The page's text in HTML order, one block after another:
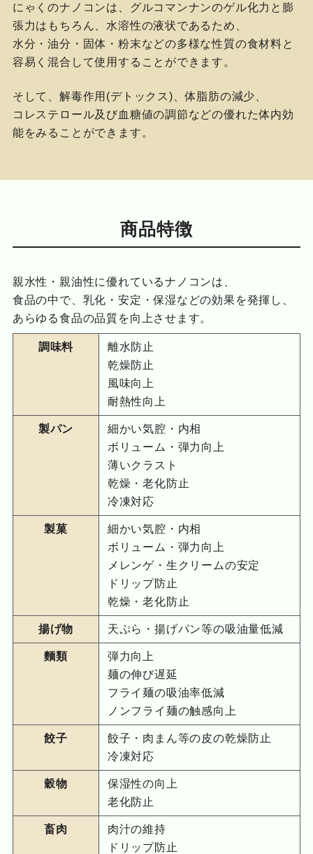
にゃくのナノコンは、グルコマンナンのゲル化力と膨
張力はもちろん、水溶性の液状であるため、
水分・油分・固体・粉末などの多様な性質の食材料と
容易く混合して使用することができます。
そして、解毒作用(デトックス)、体脂肪の減少、
コレステロール及び血糖値の調節などの優れた体内効
能をみることができます。
商品特徴
親水性・親油性に優れているナノコンは、
食品の中で、乳化・安定・保湿などの効果を発揮し、
あらゆる食品の品質を向上させます。
調味料
離水防止
乾燥防止
風味向上
耐熱性向上
製パン
細かい気腔・内相
ボリューム・弾力向上
薄いクラスト
乾燥・老化防止
冷凍対応
製菓
細かい気腔・内相
ボリューム・弾力向上
メレンゲ・生クリームの安定
ドリップ防止
乾燥・老化防止
揚げ物 天ぷら・揚げパン等の吸油量低減
麵類
弾力向上
麺の伸び遅延
フライ麺の吸油率低減
ノンフライ麺の触感向上
餃子
餃子・肉まん等の皮の乾燥防止
冷凍対応
穀物
保湿性の向上
老化防止
畜肉
肉汁の維持
ドリップ防止